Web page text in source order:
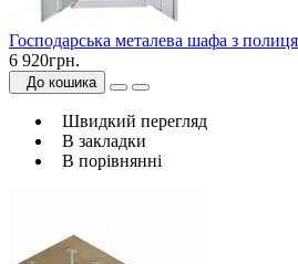
Господарська металева шафа з
6 920грн.
До кошика
Швидкий перегляд
В закладки
В порівнянні